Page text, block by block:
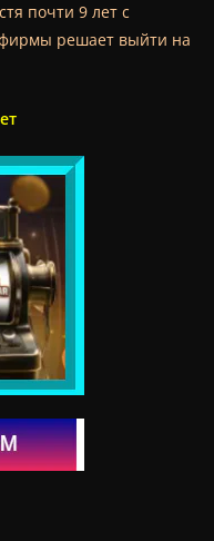
почти 9 лет с
решает выйти на